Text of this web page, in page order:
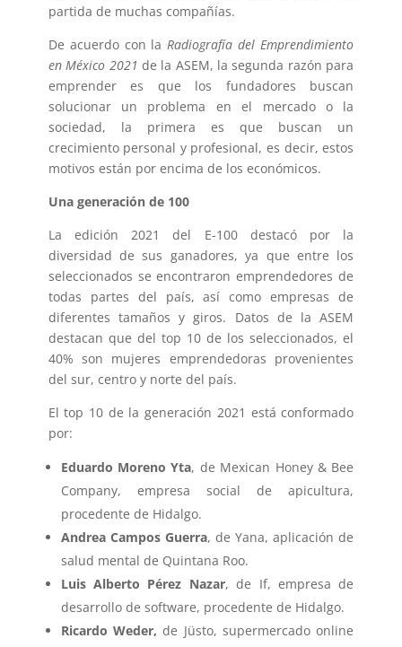
partida de muchas compañías.
De acuerdo con laRadiografía del Emprendimiento
en México 2021 de la ASEM, la segunda razón para
emprender es que los fundadores buscan
solucionar un problema en el mercado o la
sociedad, la primera es que buscan un
crecimiento personal y profesional, es decir, estos
motivos están por encima de los económicos.
Una generación de 100
La edición 2021 del E-100 destacó por la
diversidad de sus ganadores, ya que entre los
seleccionados se encontraron emprendedores de
todas partes del país, así como empresas de
diferentes tamaños y giros. Datos de la ASEM
destacan que del top 10 de los seleccionados, el
40% son mujeres emprendedoras provenientes
del sur, centro y norte del país.
El top 10 de la generación 2021 está conformado
por:
Eduardo Moreno Yta, de Mexican Honey & Bee
Company, empresa social de apicultura,
procedente de Hidalgo.
Andrea Campos Guerra, de Yana, aplicación de
salud mental de Quintana Roo.
Luis Alberto Pérez Nazar, de If, empresa de
desarrollo de software, procedente de Hidalgo.
Ricardo Weder, de Jüsto, supermercado online